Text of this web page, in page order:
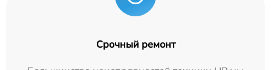
Срочный ремонт